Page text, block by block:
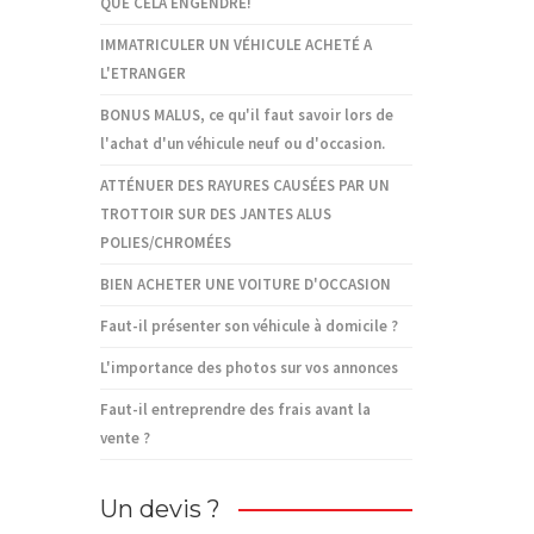
IMMATRICULER UN VÉHICULE ACHETÉ A
L'ETRANGER
BONUS MALUS, ce qu'il faut savoir lors de
l'achat d'un véhicule neuf ou d'occasion.
ATTÉNUER DES RAYURES CAUSÉES PAR UN
TROTTOIR SUR DES JANTES ALUS
POLIES/CHROMÉES
BIEN ACHETER UNE VOITURE D'OCCASION
Faut-il présenter son véhicule à domicile ?
L'importance des photos sur vos annonces
Faut-il entreprendre des frais avant la
vente ?
Un devis ?